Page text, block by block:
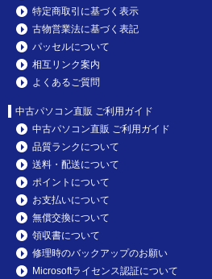
特定商取引に基づく表示
古物営業法に基づく表記
パッセルについて
相互リンク案内
よくあるご質問
中古パソコン直販 ご利用ガイド
中古パソコン直販 ご利用ガイド
品質ランクについて
送料・配送について
ポイントについて
お支払いについて
無償交換について
領収書について
修理時のバックアップのお願い
Microsoftライセンス認証について